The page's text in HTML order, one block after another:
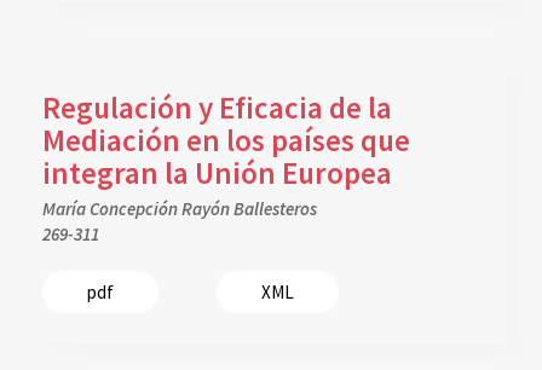
Regulación y Eficacia de la
Mediación en los países que
integran la Unión Europea
María Concepción Rayón Ballesteros
269-311
pdf XML